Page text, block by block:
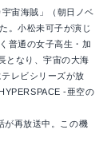
宙海賊」（朝日ノベ
。小松未可子が演じ
普通の女子高生・加
となり、宇宙の大海
レビシリーズが放
-亜空の
が再放送中。この機